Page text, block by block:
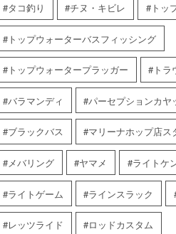
タコ釣り チヌ・キビレ トッ
トップウォーターバスフィッシング
トップウォータープラッガー トラ
バラマンディ パーセプションカヤ
ブラックバス マリーナホップ店ス
メバリング ヤマメ ライトケ
ライトゲーム ラインスラック
レッツライド ロッドカスタム